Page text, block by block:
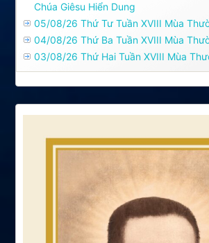
Chúa Giêsu Hiển Dung
05/08/26 Thứ Tư Tuần XVIII Mùa
04/08/26 Thứ Ba Tuần XVIII Mùa
03/08/26 Thứ Hai Tuần XVIII Mùa